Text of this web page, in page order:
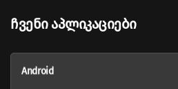
Ჩვენი Აპლიკაციები
Android